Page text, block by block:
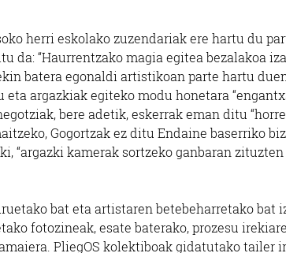
herri eskolako zuzendariak ere hartu du
da: “Haurrentzako magia egitea bezalakoa
batera egonaldi artistikoan parte hartu
eta argazkiak egiteko modu honetara
bere adetik, eskerrak eman ditu
Gogortzak ez ditu Endaine baserriko
“argazki kamerak sortzeko ganbaran
bat eta artistaren betebeharretako
fotozineak, esate baterako, prozesu
PliegOS kolektiboak gidatutako tailer